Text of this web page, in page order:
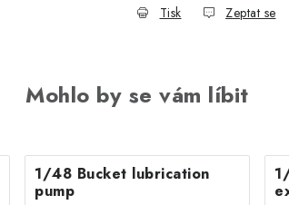
Tisk Zeptat se
Mohlo by se vám líbit
1/48 Bucket lubrication
pump